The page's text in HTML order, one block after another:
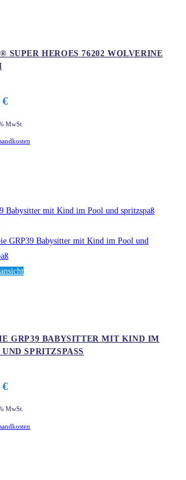
SUPER HEROES 76202 WOLVERINE
€
MwSt.
GRP39 BABYSITTER MIT KIND IM
SPRITZSPASS
€
MwSt.